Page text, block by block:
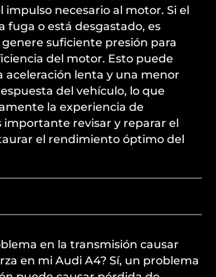
impulso necesario al motor. Si el
fuga o está desgastado, es
suficiente presión para
del motor. Esto puede
aceleración lenta y una menor
del vehículo, lo que
la experiencia de
importante revisar y reparar el
el rendimiento óptimo del
en la transmisión causar
en mi Audi A4? Sí, un problema